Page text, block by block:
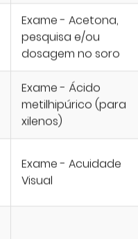
Exame - Acetona,
pesquisa e/ou
dosagem no soro
Exame - Ácido
metilhipúrico (para
xilenos)
Exame - Acuidade
Visual